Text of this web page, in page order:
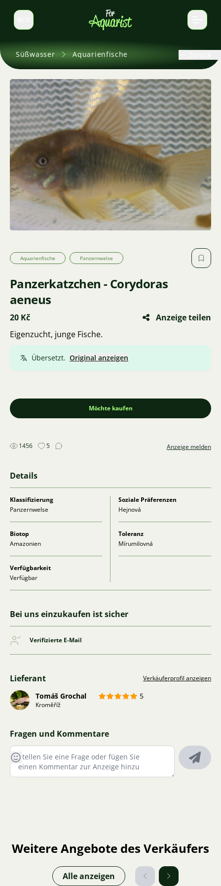
Sprache wechseln
Süßwasser Aquarienfische
Aquarienfische Panzernwelse
Panzerkatzchen - Corydoras
aeneus
20 Kč
Anzeige teilen
Eigenzucht, junge Fische.
Übersetzt. Original anzeigen
Möchte kaufen
1456 5 Anzeige melden
Details
Klassifizierung
Panzernwelse
Soziale Präferenzen
Hejnová
Biotop
Amazonien
Toleranz
Mírumilovná
Verfügbarkeit
Verfügbar
Bei uns einzukaufen ist sicher
Verifizierte E-Mail
Lieferant Verkäuferprofil anzeigen
Tomáš Grochal 5
Kroměříž
Fragen und Kommentare
Weitere Angebote des Verkäufers
Alle anzeigen